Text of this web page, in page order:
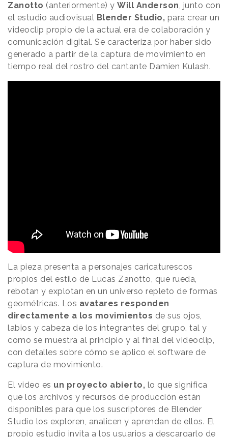
Zanotto (anteriormente) y Will Anderson, junto con
el estudio audiovisual Blender Studio, para crear un
videoclip propio de la actual era de colaboración y
comunicación digital. Se caracteriza por haber sido
generado a partir de la captura de movimiento en
tiempo real del rostro del cantante Damien Kulash.
La pieza presenta a personajes caricaturescos
propios del estilo de Lucas Zanotto, que rueda,
rebotan y explotan en un universo repleto de formas
geométricas. Los avatares responden
directamente a los movimientos de sus ojos,
labios y cabeza de los integrantes del grupo, tal y
como se muestra al principio y al final del videoclip,
con detalles sobre cómo se aplico el software de
captura de movimiento.
El video es un proyecto abierto, lo que significa
que los archivos y recursos de producción están
disponibles para que los suscriptores de Blender
Studio los exploren, analicen y aprendan de ellos. El
propio estudio invita a los usuarios a descargarlo de